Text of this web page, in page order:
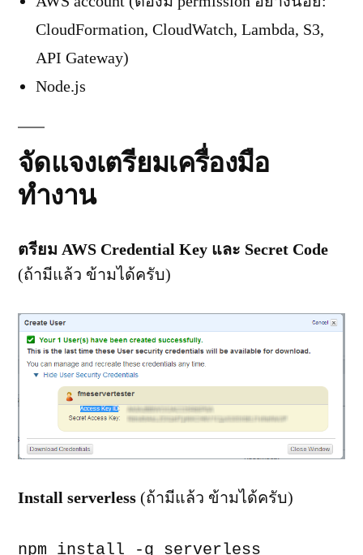
CloudFormation, CloudWatch, Lambda, S3,
API Gateway)
Node.js
จัดแจงเตรียมเครื่องมือ
ทำงาน
ตรียม AWS Credential Key และ Secret Code
(ถ้ามีแล้ว ข้ามได้ครับ)
Install serverless (ถ้ามีแล้ว ข้ามได้ครับ)
npm install -g serverless